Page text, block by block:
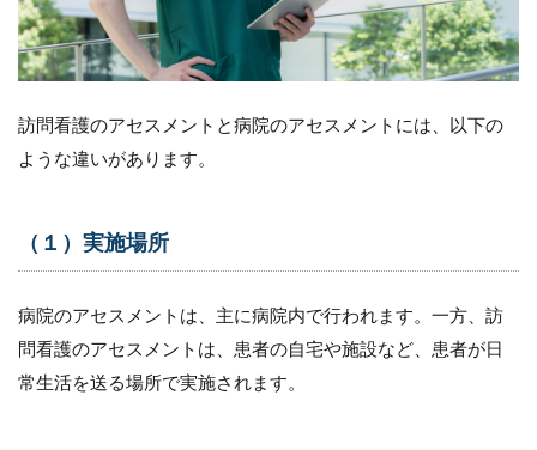
問
看
護
の
セ
ス
メ
内
（１）
生命体
徴の測
定
訪問看護のアセスメントと病院のアセスメントには、以下の
ような違いがあります。
（１）実施場所
病院のアセスメントは、主に病院内で行われます。一方、訪
問看護のアセスメントは、患者の自宅や施設など、患者が日
常生活を送る場所で実施されます。